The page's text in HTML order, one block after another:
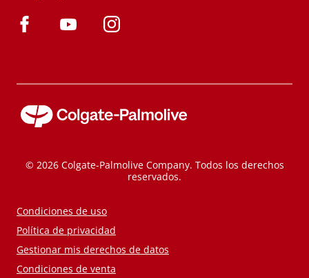
© 2026 Colgate-Palmolive Company. Todos los derechos
reservados.
Condiciones de uso
Política de privacidad
Gestionar mis derechos de datos
Condiciones de venta